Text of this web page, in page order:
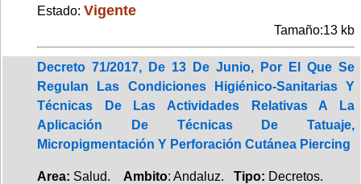
Estado: Vigente
Tamaño:13 kb
Decreto 71/2017, De 13 De Junio, Por El Que Se
Regulan Las Condiciones Higiénico-Sanitarias Y
Técnicas De Las Actividades Relativas A La
Aplicación De Técnicas De Tatuaje,
Micropigmentación Y Perforación Cutánea Piercing
Area: Salud. Ambito: Andaluz. Tipo: Decretos.